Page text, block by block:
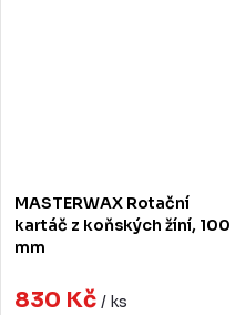
MASTERWAX Rotační
kartáč z koňských žíní, 100
mm
830 Kč / ks